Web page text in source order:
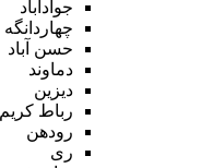
جوادآباد
چهاردانگه
حسن آباد
دماوند
دیزین
رباط کریم
رودهن
ری